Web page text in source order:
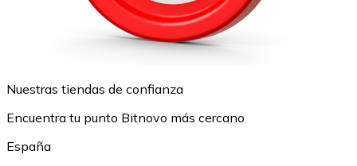
Nuestras tiendas de confianza
Encuentra tu punto Bitnovo más cercano
España